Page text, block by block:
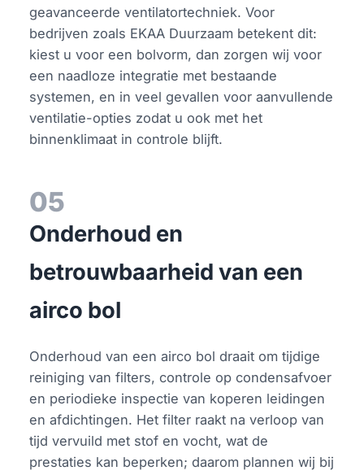
geavanceerde ventilatortechniek. Voor
bedrijven zoals EKAA Duurzaam betekent dit:
kiest u voor een bolvorm, dan zorgen wij voor
een naadloze integratie met bestaande
systemen, en in veel gevallen voor aanvullende
ventilatie-opties zodat u ook met het
binnenklimaat in controle blijft.
05
Onderhoud en
betrouwbaarheid van een
airco bol
Onderhoud van een airco bol draait om tijdige
reiniging van filters, controle op condensafvoer
en periodieke inspectie van koperen leidingen
en afdichtingen. Het filter raakt na verloop van
tijd vervuild met stof en vocht, wat de
prestaties kan beperken; daarom plannen wij bij